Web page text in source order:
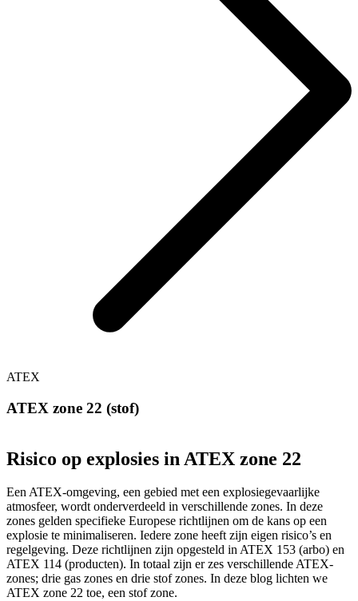
ATEX
ATEX zone 22 (stof)
Risico op explosies in ATEX zone 22
Een ATEX-omgeving, een gebied met een explosiegevaarlijke
atmosfeer, wordt onderverdeeld in verschillende zones. In deze
zones gelden specifieke Europese richtlijnen om de kans op een
explosie te minimaliseren. Iedere zone heeft zijn eigen risico’s en
regelgeving. Deze richtlijnen zijn opgesteld in ATEX 153 (arbo) en
ATEX 114 (producten). In totaal zijn er zes verschillende ATEX-
zones; drie gas zones en drie stof zones. In deze blog lichten we
ATEX zone 22 toe, een stof zone.